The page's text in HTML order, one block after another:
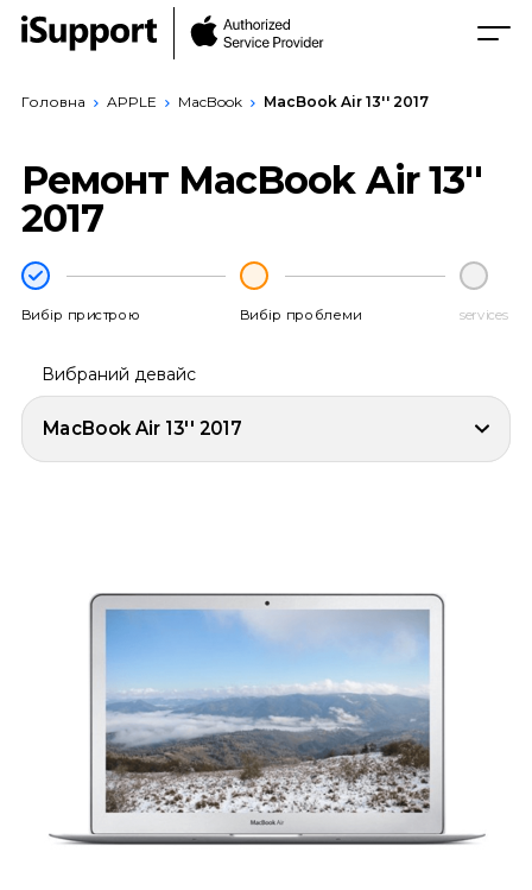
Головна APPLE MacBook MacBook Air 13'' 2017
Ремонт MacBook Air 13''
2017
Вибір пристрою Вибір проблеми services
Вибраний девайс
MacBook Air 13'' 2017